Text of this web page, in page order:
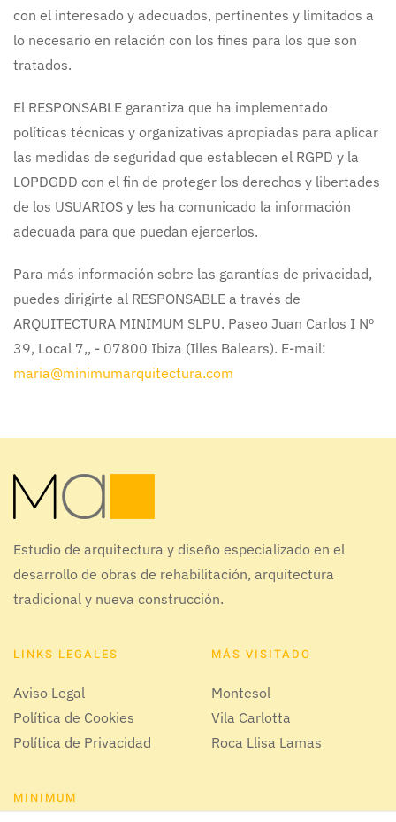
con el interesado y adecuados, pertinentes y limitados a
lo necesario en relación con los fines para los que son
tratados.
El RESPONSABLE garantiza que ha implementado
políticas técnicas y organizativas apropiadas para aplicar
las medidas de seguridad que establecen el RGPD y la
LOPDGDD con el fin de proteger los derechos y libertades
de los USUARIOS y les ha comunicado la información
adecuada para que puedan ejercerlos.
Para más información sobre las garantías de privacidad,
puedes dirigirte al RESPONSABLE a través de
ARQUITECTURA MINIMUM SLPU. Paseo Juan Carlos I Nº
39, Local 7,, - 07800 Ibiza (Illes Balears). E-mail:
maria@minimumarquitectura.com
Estudio de arquitectura y diseño especializado en el
desarrollo de obras de rehabilitación, arquitectura
tradicional y nueva construcción.
LINKS LEGALES
Aviso Legal
Política de Cookies
Política de Privacidad
MÁS VISITADO
Montesol
Vila Carlotta
Roca Llisa Lamas
MINIMUM